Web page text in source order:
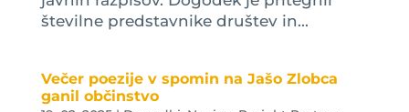
številne predstavnike društev in...
Večer poezije v spomin na Jašo Zlobca
ganil občinstvo